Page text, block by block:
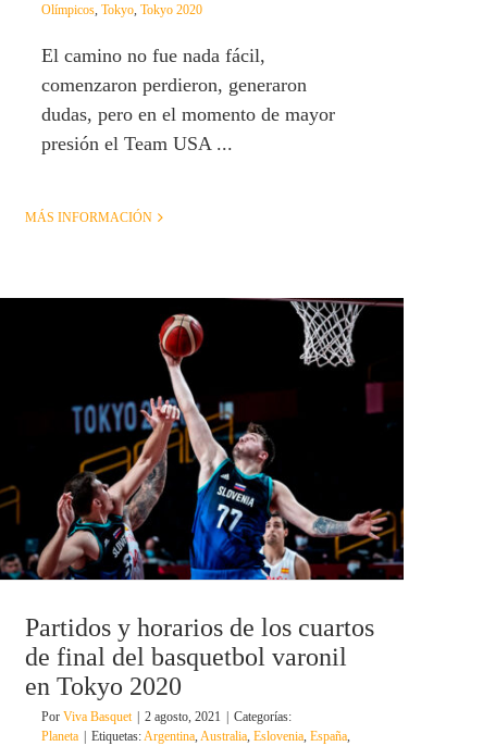
Olímpicos, Tokyo, Tokyo 2020
El camino no fue nada fácil,
comenzaron perdieron, generaron
dudas, pero en el momento de mayor
presión el Team USA ...
MÁS INFORMACIÓN
Partidos y horarios de los cuartos
de final del basquetbol varonil
en Tokyo 2020
Por Viva Basquet 2 agosto, 2021
Categorías:
Planeta
Etiquetas:Argentina, Australia, Eslovenia, España,